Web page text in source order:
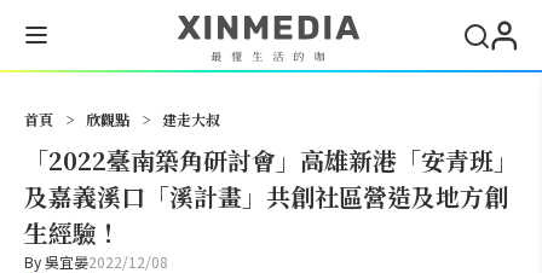
首頁 > 欣觀點 > 建走大叔
「2022臺南築角研討會」高雄新港「安青班」
及嘉義溪口「溪計畫」共創社區營造及地方創
生經驗！
By吳宜晏2022/12/08